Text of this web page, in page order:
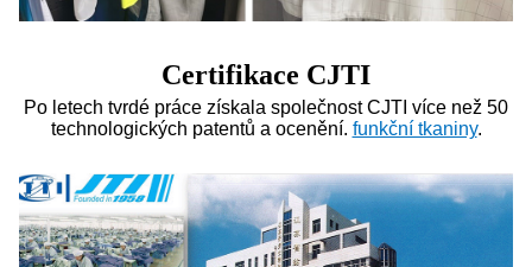
Certifikace CJTI
Po letech tvrdé práce získala společnost CJTI více než 50
technologických patentů a ocenění. funkční tkaniny.